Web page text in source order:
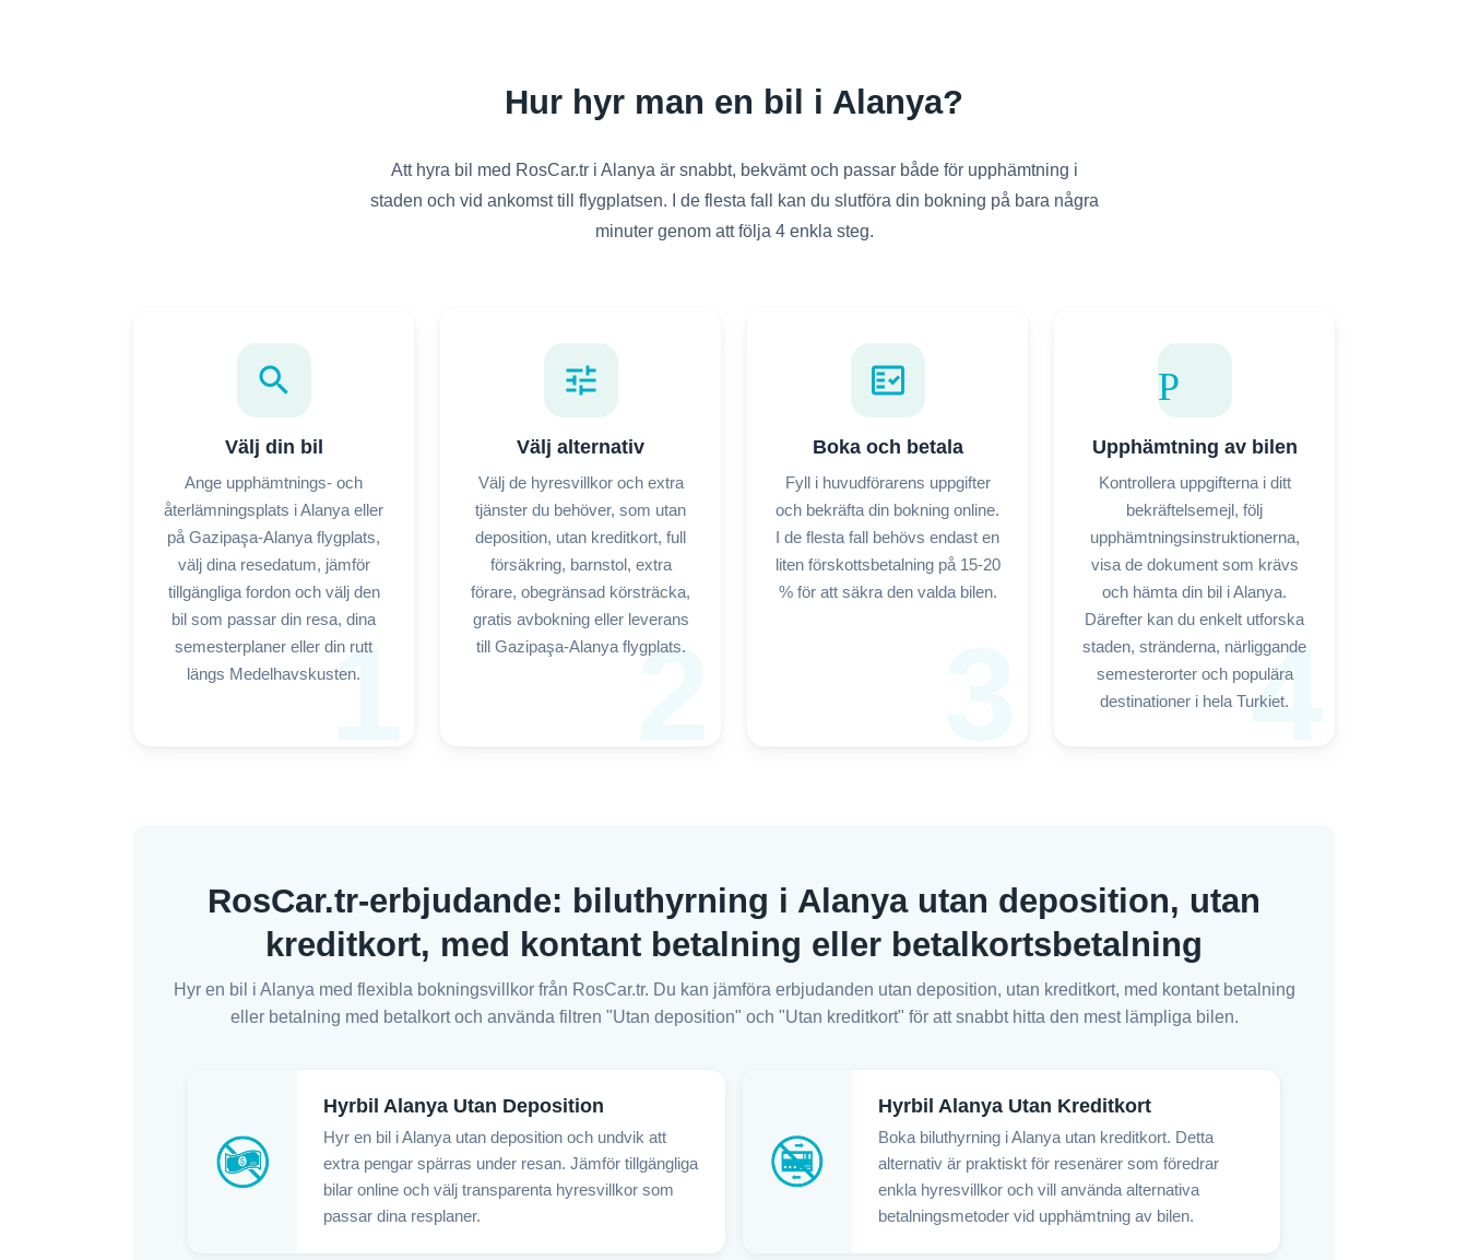
Hur hyr man en bil i Alanya?
Att hyra bil med RosCar.tr i Alanya är snabbt, bekvämt och passar både för upphämtning i
staden och vid ankomst till flygplatsen. I de flesta fall kan du slutföra din bokning på bara några
minuter genom att följa 4 enkla steg.
1
search
Välj din bil
Ange upphämtnings- och
återlämningsplats i Alanya eller
på Gazipaşa-Alanya flygplats,
välj dina resedatum, jämför
tillgängliga fordon och välj den
bil som passar din resa, dina
semesterplaner eller din rutt
längs Medelhavskusten.
2
tune
Välj alternativ
Välj de hyresvillkor och extra
tjänster du behöver, som utan
deposition, utan kreditkort, full
försäkring, barnstol, extra
förare, obegränsad körsträcka,
gratis avbokning eller leverans
till Gazipaşa-Alanya flygplats.
fact_check
Boka och betala
Fyll i huvudförarens uppgifter
och bekräfta din bokning online.
I de flesta fall behövs endast en
liten förskottsbetalning på 15-20
% för att säkra den valda bilen.
4
Car Pickup
Upphämtning av bilen
Kontrollera uppgifterna i ditt
bekräftelsemejl, följ
upphämtningsinstruktionerna,
visa de dokument som krävs
och hämta din bil i Alanya.
Därefter kan du enkelt utforska
staden, stränderna, närliggande
semesterorter och populära
destinationer i hela Turkiet.
RosCar.tr-erbjudande: biluthyrning i Alanya utan deposition, utan
kreditkort, med kontant betalning eller betalkortsbetalning
Hyr en bil i Alanya med flexibla bokningsvillkor från RosCar.tr. Du kan jämföra erbjudanden utan deposition, utan kreditkort, med kontant betalning
eller betalning med betalkort och använda filtren "Utan deposition" och "Utan kreditkort" för att snabbt hitta den mest lämpliga bilen.
Hyrbil Alanya Utan Deposition
Hyr en bil i Alanya utan deposition och undvik att
extra pengar spärras under resan. Jämför tillgängliga
bilar online och välj transparenta hyresvillkor som
passar dina resplaner.
Hyrbil Alanya Utan Kreditkort
Boka biluthyrning i Alanya utan kreditkort. Detta
alternativ är praktiskt för resenärer som föredrar
enkla hyresvillkor och vill använda alternativa
betalningsmetoder vid upphämtning av bilen.